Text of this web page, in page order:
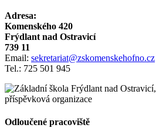
Adresa:
Komenského 420
Frýdlant nad Ostravicí
739 11
Email: sekretariat@zskomenskehofno.cz
Tel.: 725 501 945
Odloučené pracoviště